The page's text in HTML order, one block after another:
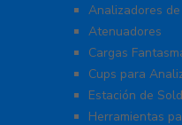
Analizadores
Atenuadores
Cargas
Cups para
Estación de
Herramientas